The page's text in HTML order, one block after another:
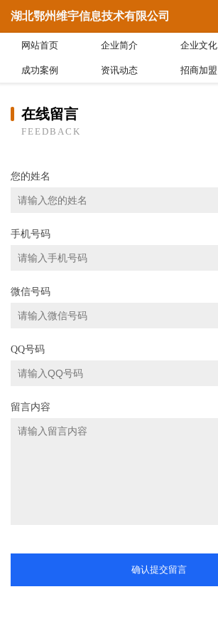
湖北鄂州维宇信息技术有限公司
网站首页 企业简介 企业文化
成功案例 资讯动态 招商加盟
在线留言
FEEDBACK
您的姓名
手机号码
微信号码
QQ号码
留言内容
确认提交留言